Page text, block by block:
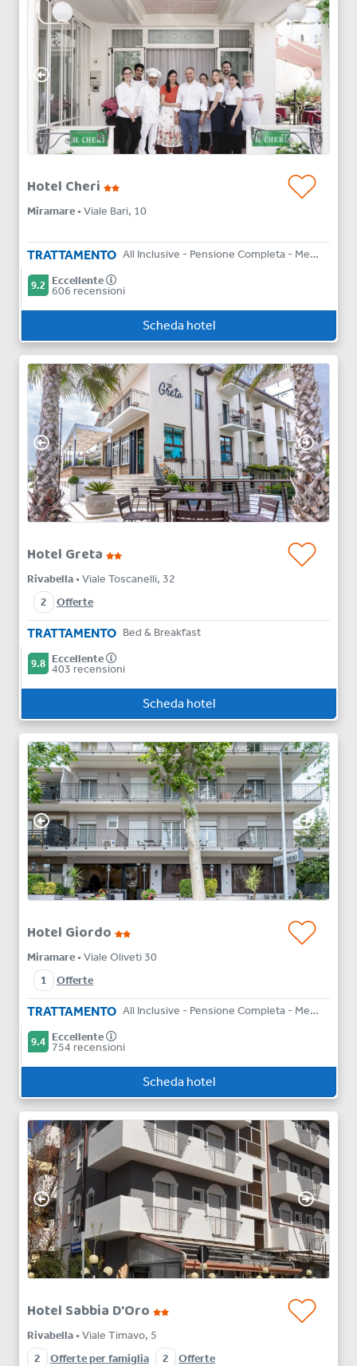
Hotel Cheri
Miramare • Viale Bari, 10
TRATTAMENTO All Inclusive - Pensione Completa - Mezza Pensione - Bed & Breakfast
9.2 Eccellente
606 recensioni
Scheda hotel
Hotel Greta
Rivabella • Viale Toscanelli, 32
2
Offerte
TRATTAMENTO Bed & Breakfast
9.8 Eccellente
403 recensioni
Scheda hotel
Hotel Giordo
Miramare • Viale Oliveti 30
1
Offerte
TRATTAMENTO All Inclusive - Pensione Completa - Mezza Pensione - Bed & Breakfast
9.4 Eccellente
754 recensioni
Scheda hotel
Hotel Sabbia D'Oro
Rivabella • Viale Timavo, 5
2
Offerte per famiglia 2 Offerte